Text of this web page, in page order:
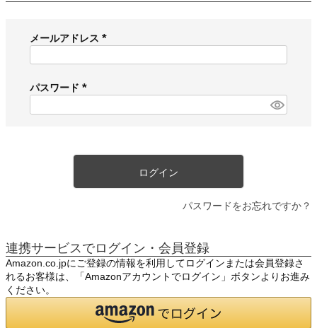
メールアドレス
必
)
パスワード
必
ログイン
パスワードをお忘れですか？
連携サービスでログイン・会員登録
Amazon.co.jpにご登録の情報を利用してログインまたは会員登録さ
れるお客様は、「Amazonアカウントでログイン」ボタンよりお進み
ください。